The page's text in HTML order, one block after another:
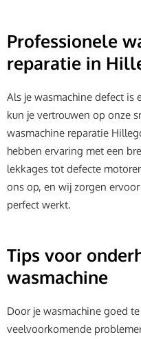
Professionele
reparatie in
Als je wasmachine defect is
kun je vertrouwen op onze
wasmachine reparatie
hebben ervaring met een
lekkages tot defecte
ons op, en wij zorgen
perfect werkt.
Tips voor
wasmachine
Door je wasmachine goed
veelvoorkomende